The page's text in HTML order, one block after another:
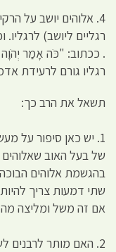
4. אלוהים יושב על
רגליים ליושב)
. ככתוב: "כֹּה אָמַר
רגליו גורם לרעידת
תשאל את הרב כך:
1. יש כאן סיפור על
של בעל האוב שאלוהים
בהגשמת אלוהים
שתי דמעות צריך
אם זה משל ומליצה מה
2. האם מותר לרבנים לשקר כדי לא לחזק ידי עוברי עבירה?